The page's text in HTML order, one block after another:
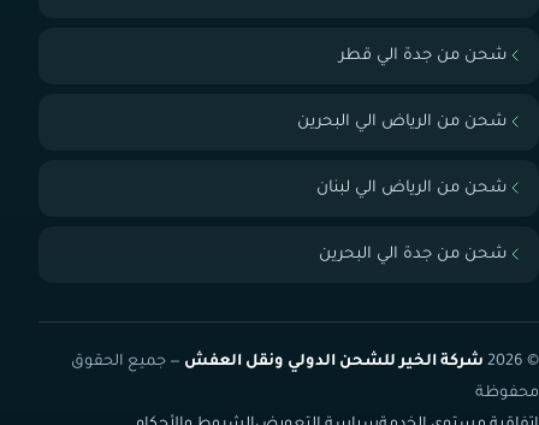
شحن من جدة الي قطر
شحن من الرياض الي البحرين
شحن من الرياض الي لبنان
شحن من جدة الي البحرين
© 2026 شركة الخير للشحن الدولي ونقل العفش — جميع الحقوق
محفوظة